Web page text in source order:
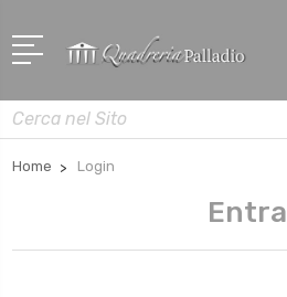
Cerca
Home Login
Entra